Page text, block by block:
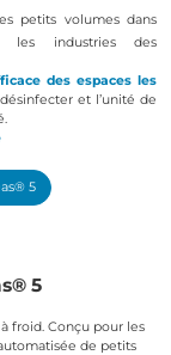
petits volumes dans
les industries des
des espaces les
et l’unité de
5
5
froid. Conçu pour les
de petits